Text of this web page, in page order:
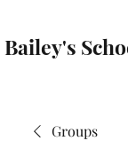
Bailey's
Groups